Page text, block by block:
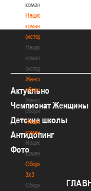
команда
Национальная
команда
(история)
Национальная
команда
(история)
Женские
сборные
Женские
сборные
Национальная
команда
Национальная
команда
Сборные
3х3
Сборные
Актуально
Чемпионат Женщины
Детские школы
Антидопинг
Фото